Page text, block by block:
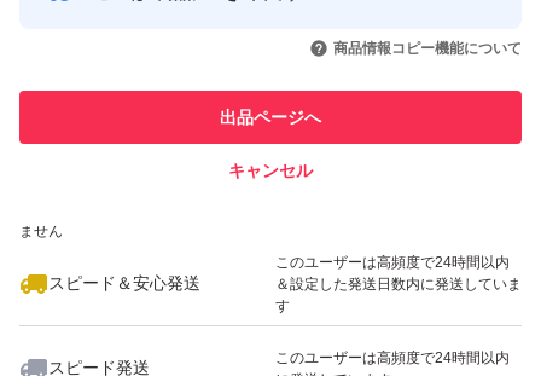
引を完了させた実績があります
での取引実績があります
ません
スピード＆安心発送
このユーザーは高頻度で24時間以内
＆設定した発送日数内に発送していま
す
スピード発送
このユーザーは高頻度で24時間以内
商品情報コピー機能について
出品ページへ
キャンセル